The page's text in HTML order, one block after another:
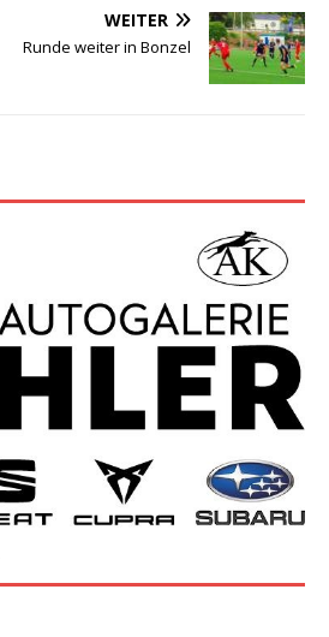
WEITER
Runde weiter in Bonzel